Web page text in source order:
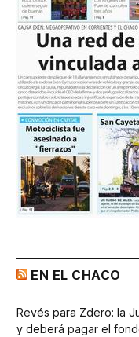
EN EL CHACO
Revés para Zdero: la
y deberá pagar el